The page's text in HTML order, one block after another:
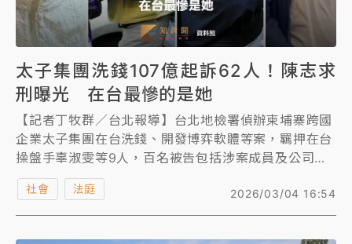
次為辜淑雯400萬元。
太子集團洗錢107億起訴62人！陳志求
刑曝光 在台最慘的是她
【記者丁牧群／台北報導】台北地檢署偵辦柬埔寨跨國
企業太子集團在台洗錢、開發博弈軟體等案，羈押在台
操盤手辜淑雯等9人，百名被告包括涉案成員及公司。
北檢今天上午偵查終結太子案，依洗錢、賭博、組織犯
罪等罪起訴62人，包含未到案的陳志、李添、集團帳房
陳秀玲(新加坡籍)、曾管理台灣太子不動產投資的主管
2026/03/04 16:54
社會 法庭